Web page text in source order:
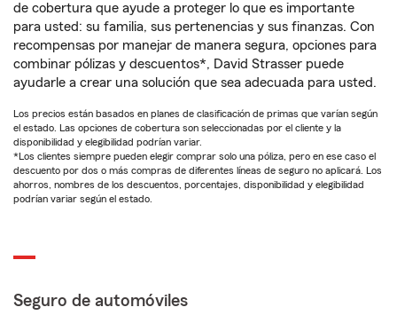
de cobertura que ayude a proteger lo que es importante
para usted: su familia, sus pertenencias y sus finanzas. Con
recompensas por manejar de manera segura, opciones para
combinar pólizas y descuentos*, David Strasser puede
ayudarle a crear una solución que sea adecuada para usted.
Los precios están basados en planes de clasificación de primas que varían según
el estado. Las opciones de cobertura son seleccionadas por el cliente y la
disponibilidad y elegibilidad podrían variar.
*Los clientes siempre pueden elegir comprar solo una póliza, pero en ese caso el
descuento por dos o más compras de diferentes líneas de seguro no aplicará. Los
ahorros, nombres de los descuentos, porcentajes, disponibilidad y elegibilidad
podrían variar según el estado.
Seguro de automóviles